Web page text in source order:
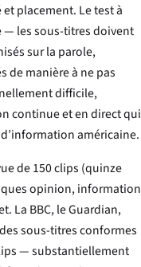
placement. Le test à
— les sous-titres doivent
sur la parole,
de manière à ne pas
difficile,
continue et en direct qui
américaine.
de 150 clips (quinze
opinion, information
La BBC, le Guardian,
sous-titres conformes
— substantiellement